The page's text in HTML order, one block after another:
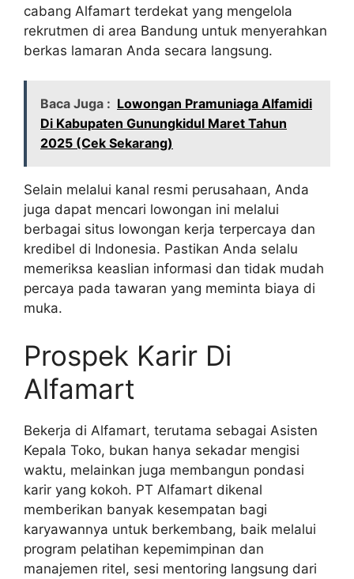
cabang Alfamart terdekat yang mengelola
rekrutmen di area Bandung untuk menyerahkan
berkas lamaran Anda secara langsung.
Baca Juga : Lowongan Pramuniaga Alfamidi
Di Kabupaten Gunungkidul Maret Tahun
2025 (Cek Sekarang)
Selain melalui kanal resmi perusahaan, Anda
juga dapat mencari lowongan ini melalui
berbagai situs lowongan kerja terpercaya dan
kredibel di Indonesia. Pastikan Anda selalu
memeriksa keaslian informasi dan tidak mudah
percaya pada tawaran yang meminta biaya di
muka.
Prospek Karir Di
Alfamart
Bekerja di Alfamart, terutama sebagai Asisten
Kepala Toko, bukan hanya sekadar mengisi
waktu, melainkan juga membangun pondasi
karir yang kokoh. PT Alfamart dikenal
memberikan banyak kesempatan bagi
karyawannya untuk berkembang, baik melalui
program pelatihan kepemimpinan dan
manajemen ritel, sesi mentoring langsung dari